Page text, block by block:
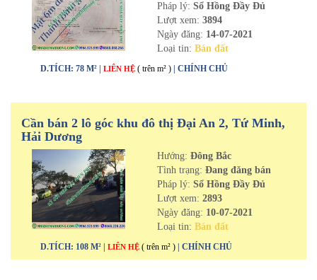
Pháp lý: Sổ Hồng Đầy Đủ
Lượt xem: 3894
Ngày đăng: 14-07-2021
Loại tin: Bán đất
D.TÍCH: 78 M² | LIÊN HỆ ( trên m² ) | CHÍNH CHỦ
Cần bán 2 lô góc khu đô thị Đại An 2, Tứ Minh,
Hải Dương
Hướng: Đông Bắc
Tình trạng: Đang đăng bán
Pháp lý: Sổ Hồng Đầy Đủ
Lượt xem: 2893
Ngày đăng: 10-07-2021
Loại tin: Bán đất
D.TÍCH: 108 M² | LIÊN HỆ ( trên m² ) | CHÍNH CHỦ